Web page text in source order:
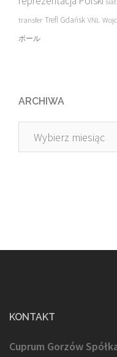
transfer Trefl Gdańsk VNL
ボール
ARCHIWA
Archiwa
KONTAKT
Cuprum Gorzów